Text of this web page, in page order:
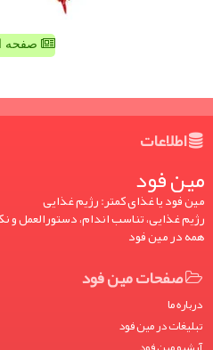
صفحه
اطلاعات
مین فود
مین فود یا غذای کمتر: رژیم غذایی
رژیم غذایی، تناسب اندام، دستورالعمل
همه در مین فود
صفحات مین فود
درباره ما
تبلیغات در مین فود